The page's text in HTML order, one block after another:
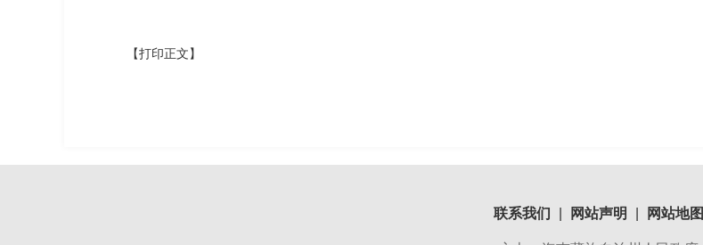
【打印正文】
联系我们 网站声明 网站地图